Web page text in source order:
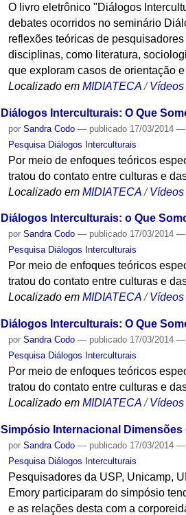
O livro eletrônico "Diálogos
debates ocorridos no seminário
reflexões teóricas de
disciplinas, como literatura,
que exploram casos de orientação
Localizado em MIDIATECA /Vídeos
Diálogos Interculturais: O Que
porSandra Codo — publicado 17/03/2014—
Pesquisa Diálogos Interculturais
Por meio de enfoques teóricos
tratou do contato entre culturas e
Localizado em MIDIATECA /Vídeos
Diálogos Interculturais: o Que
porSandra Codo — publicado 17/03/2014—
Pesquisa Diálogos Interculturais
Por meio de enfoques teóricos
tratou do contato entre culturas e
Localizado em MIDIATECA /Vídeos
Diálogos Interculturais: O Que
porSandra Codo — publicado 17/03/2014—
Pesquisa Diálogos Interculturais
Por meio de enfoques teóricos
tratou do contato entre culturas e
Localizado em MIDIATECA /Vídeos
Simpósio Internacional
porSandra Codo — publicado 17/03/2014—
Pesquisa Diálogos Interculturais
Pesquisadores da USP, Unicamp,
Emory participaram do simpósio
e as relações desta com a